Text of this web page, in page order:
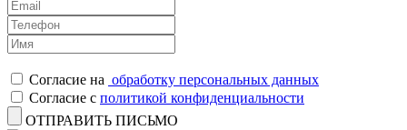
Согласие на обработку персональных данных
Согласие с политикой конфиденциальности
ОТПРАВИТЬ ПИСЬМО